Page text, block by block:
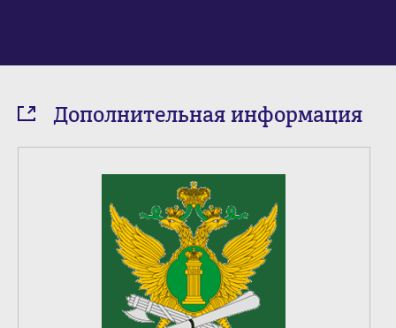
Дополнительная информация